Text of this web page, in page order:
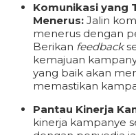
Komunikasi yang
Menerus: Jalin
menerus dengan
Berikan feedback
kemajuan
yang baik akan
memastikan
Pantau Kinerja
kinerja kampanye